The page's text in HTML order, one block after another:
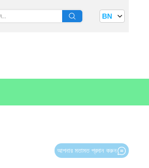
BN
আপনার মতামত প্রদান করুন